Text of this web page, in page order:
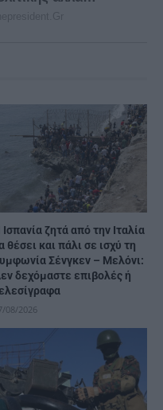
Ισπανία ζητά από την Ιταλία
θέσει και πάλι σε ισχύ τη
Σένγκεν – Μελόνι:
δεχόμαστε επιβολές ή
08/2026